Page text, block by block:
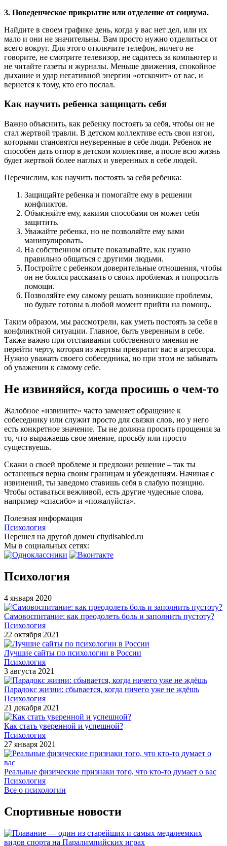
3. Поведенческое прикрытие или отделение от социума.
Найдите в своем графике день, когда у вас нет дел, или их
мало и они не значительны. Вам просто нужно отделиться от
всего вокруг. Для этого отключите телефон, ничего не
говорите, не смотрите телевизор, не садитесь за компьютер и
не читайте газеты и журналы. Меньше движения, спокойное
дыхание и удар негативной энергии «отскочит» от вас, и
вернется к тому, кто его послал.
Как научить ребенка защищать себя
Важно объяснить, как ребенку постоять за себя, чтобы он не
стал жертвой травли. В детском коллективе есть свои изгои,
которыми становятся неуверенные в себе люди. Ребенок не
способен дать отпор в детском коллективе, а после всю жизнь
будет жертвой более наглых и уверенных в себе людей.
Перечислим, как научить постоять за себя ребенка:
Защищайте ребенка и помогайте ему в решении
конфликтов.
Объясняйте ему, какими способами он может себя
защитить.
Уважайте ребенка, но не позволяйте ему вами
манипулировать.
На собственном опыте показывайте, как нужно
правильно общаться с другими людьми.
Постройте с ребенком доверительные отношения, чтобы
он не боялся рассказать о своих проблемах и попросить
помощи.
Позволяйте ему самому решать возникшие проблемы,
но будьте готовы в любой момент прийти на помощь.
Таким образом, мы рассмотрели, как уметь постоять за себя в
конфликтной ситуации. Главное, быть уверенным в себе.
Также важно при отстаивании собственного мнения не
перейти черту, которая из жертвы превратит вас в агрессора.
Нужно уважать своего собеседника, но при этом не забывать
об уважении к самому себе.
Не извиняйся, когда просишь о чем-то
Жалобное «извините» часто заменяет обращение к
собеседнику или служит просто для связки слов, но у него
есть конкретное значение. Ты не должна просить прощения за
то, что выражаешь свое мнение, просьбу или просто
существуешь.
Скажи о своей проблеме и предложи решение – так ты
останешься верна своим границам и убеждениям. Начиная с
извинений, ты заведомо ставишь себя в слабую позицию.
Чтобы оставаться вежливой, есть другие чудесные слова,
например «спасибо» и «пожалуйста».
Полезная информация
Психология
Перешел на другой домен citydisabled.ru
Мы в социальных сетях:
Психология
4 января 2020
Самовоспитание: как преодолеть боль и заполнить пустоту?
Психология
22 октября 2021
Лучшие сайты по психологии в России
Психология
3 августа 2021
Парадокс жизни: сбывается, когда ничего уже не ждёшь
Психология
21 декабря 2021
Как стать уверенной и успешной?
Психология
27 января 2021
Реальные физические признаки того, что кто-то думает о вас
Психология
Все о психологии
Спортивные новости